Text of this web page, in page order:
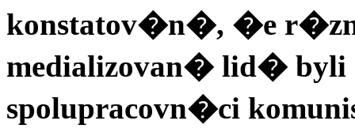
konstatov�n�, �e
medializovan� lid�
spolupracovn�ci